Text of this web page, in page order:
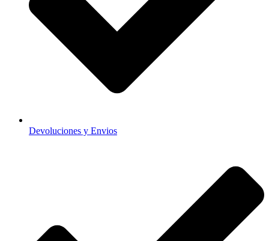
Devoluciones y Envios